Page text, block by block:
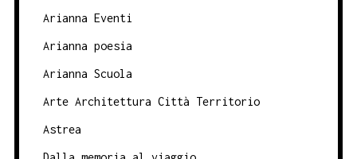
Arianna Eventi
Arianna poesia
Arianna Scuola
Arte Architettura Città Territorio
Astrea